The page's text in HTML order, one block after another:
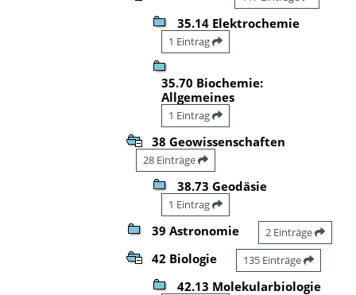
35.14 Elektrochemie
1 Eintrag
35.70 Biochemie:
Allgemeines
1 Eintrag
38 Geowissenschaften
28 Einträge
38.73 Geodäsie
1 Eintrag
39 Astronomie 2 Einträge
42 Biologie 135 Einträge
42.13 Molekularbiologie